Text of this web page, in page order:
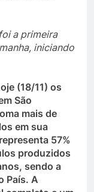
a primeira
iniciando
(18/11) os
São
mais de
em sua
57%
produzidos
sendo a
País. A